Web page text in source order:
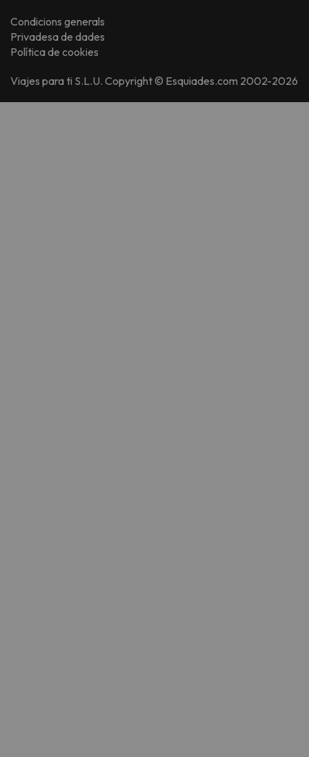
Condicions generals
Privadesa de dades
Política de cookies
Viajes para ti S.L.U. Copyright © Esquiades.com 2002-2026